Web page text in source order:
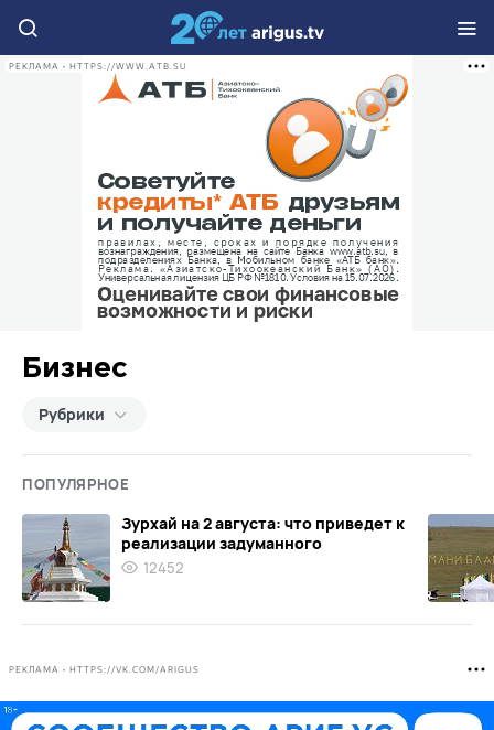
РЕКЛАМА • HTTPS://WWW.ATB.SU
Бизнес
Рубрики
ПОПУЛЯРНОЕ
Зурхай на 2 августа: что приведет к
реализации задуманного
12452
РЕКЛАМА • HTTPS://VK.COM/ARIGUS